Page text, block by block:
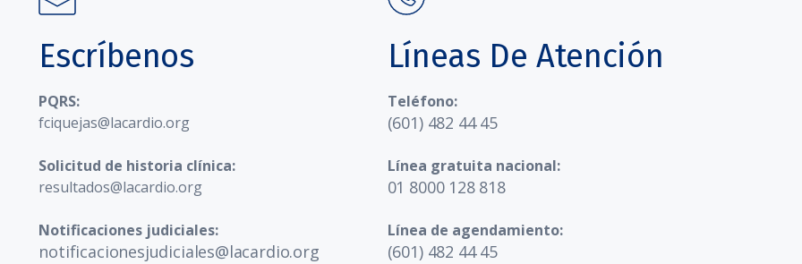
Escríbenos
PQRS:
fciquejas@lacardio.org
Solicitud de historia clínica:
resultados@lacardio.org
Notificaciones judiciales:
notificacionesjudiciales@lacardio.org
Líneas De Atención
Teléfono:
(601) 482 44 45
Línea gratuita nacional:
01 8000 128 818
Línea de agendamiento:
(601) 482 44 45